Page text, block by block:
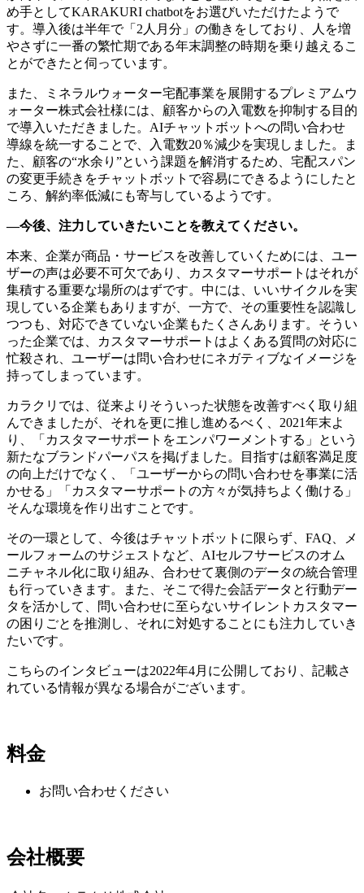
め手としてKARAKURI chatbotをお選びいただけたようで
す。導入後は半年で「2人月分」の働きをしており、人を増
やさずに一番の繁忙期である年末調整の時期を乗り越えるこ
とができたと伺っています。
また、ミネラルウォーター宅配事業を展開するプレミアムウ
ォーター株式会社様には、顧客からの入電数を抑制する目的
で導入いただきました。AIチャットボットへの問い合わせ
導線を統一することで、入電数20％減少を実現しました。ま
た、顧客の“水余り”という課題を解消するため、宅配スパン
の変更手続きをチャットボットで容易にできるようにしたと
ころ、解約率低減にも寄与しているようです。
—今後、注力していきたいことを教えてください。
本来、企業が商品・サービスを改善していくためには、ユー
ザーの声は必要不可欠であり、カスタマーサポートはそれが
集積する重要な場所のはずです。中には、いいサイクルを実
現している企業もありますが、一方で、その重要性を認識し
つつも、対応できていない企業もたくさんあります。そうい
った企業では、カスタマーサポートはよくある質問の対応に
忙殺され、ユーザーは問い合わせにネガティブなイメージを
持ってしまっています。
カラクリでは、従来よりそういった状態を改善すべく取り組
んできましたが、それを更に推し進めるべく、2021年末よ
り、「カスタマーサポートをエンパワーメントする」という
新たなブランドパーパスを掲げました。目指すは顧客満足度
の向上だけでなく、「ユーザーからの問い合わせを事業に活
かせる」「カスタマーサポートの方々が気持ちよく働ける」
そんな環境を作り出すことです。
その一環として、今後はチャットボットに限らず、FAQ、メ
ールフォームのサジェストなど、AIセルフサービスのオム
ニチャネル化に取り組み、合わせて裏側のデータの統合管理
も行っていきます。また、そこで得た会話データと行動デー
タを活かして、問い合わせに至らないサイレントカスタマー
の困りごとを推測し、それに対処することにも注力していき
たいです。
こちらのインタビューは2022年4月に公開しており、記載さ
れている情報が異なる場合がございます。
料金
お問い合わせください
会社概要